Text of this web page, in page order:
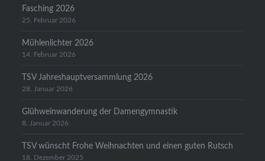
Fasching 2026
25. Februar 2026
Mühlenlichter 2026
14. Februar 2026
TSV Jahreshauptversammlung 2026
28. Januar 2026
Glühweinwanderung der Damengymnastik
8. Januar 2026
TSV wünscht Frohe Weihnachten und einen guten Rutsch
18. Dezember 2025